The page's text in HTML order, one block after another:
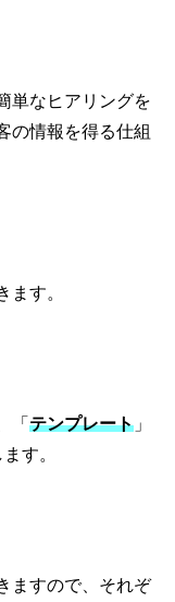
単なヒアリングを
の情報を得る仕組
ます。
「 テンプレート 」
す。
ますので、それぞ